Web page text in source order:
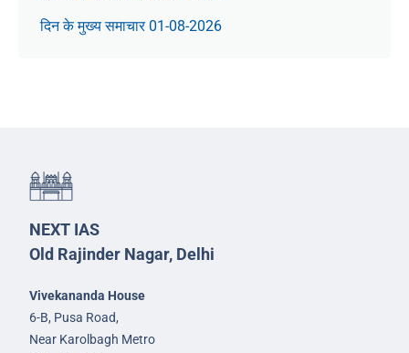
दिन के मुख्य समाचार 01-08-2026
NEXT IAS
Old Rajinder Nagar, Delhi
Vivekananda House
6-B, Pusa Road,
Near Karolbagh Metro